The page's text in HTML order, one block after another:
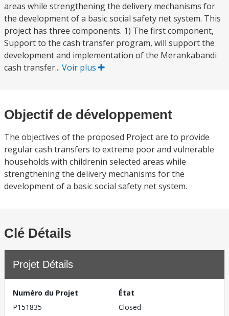
areas while strengthening the delivery mechanisms for
the development of a basic social safety net system. This
project has three components. 1) The first component,
Support to the cash transfer program, will support the
development and implementation of the Merankabandi
cash transfer... Voir plus
Objectif de développement
The objectives of the proposed Project are to provide
regular cash transfers to extreme poor and vulnerable
households with childrenin selected areas while
strengthening the delivery mechanisms for the
development of a basic social safety net system.
Clé Détails
Projet Détails
Numéro du Projet
P151835
État
Closed